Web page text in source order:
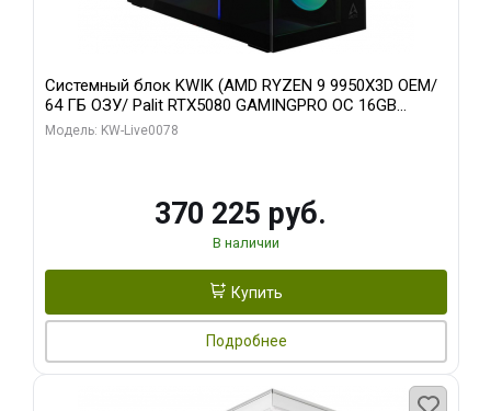
Системный блок KWIK (AMD RYZEN 9 9950X3D OEM/
64 ГБ ОЗУ/ Palit RTX5080 GAMINGPRO OC 16GB
GDDR7 256bit 3xDP HD/ 1 ТБ SSD)
Модель: KW-Live0078
370 225 руб.
В наличии
Купить
Подробнее